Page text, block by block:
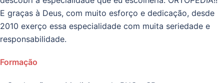
E graças à Deus, com muito esforço e dedicação, desde
2010 exerço essa especialidade com muita seriedade e
responsabilidade.
Formação